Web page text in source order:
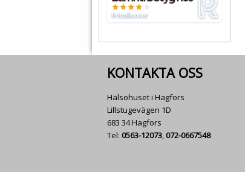
KONTAKTA OSS
Hälsohuset i Hagfors
Lillstugevägen 1D
683 34 Hagfors
Tel: 0563-12073,072-0667548